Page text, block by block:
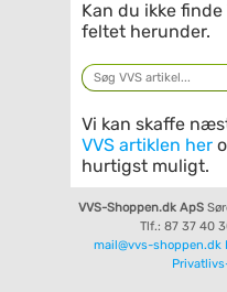
Kan du ikke
feltet herunder.
Vi kan skaffe
VVS artiklen her
hurtigst muligt.
VVS-Shoppen.dk ApS
Tlf.: 87 37 40
mail@vvs-shoppen.dk